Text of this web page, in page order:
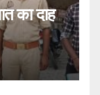
का दाह